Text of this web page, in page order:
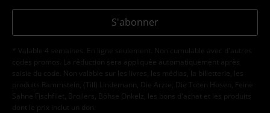
S'abonner
* Valable 4 semaines. En ligne seulement. Non cumulable avec d'autres
codes promos. La réduction sera appliquée automatiquement après
saisie du code. Non valable sur les livres, les médias, la billetterie, les
produits Rammstein, (Till) Lindemann, Die Ärzte, Die Toten Hosen, Feine
Sahne Fischfilet, Broilers, Böhse Onkelz, les bons d'achat et les produits
dont le prix inclut un don.